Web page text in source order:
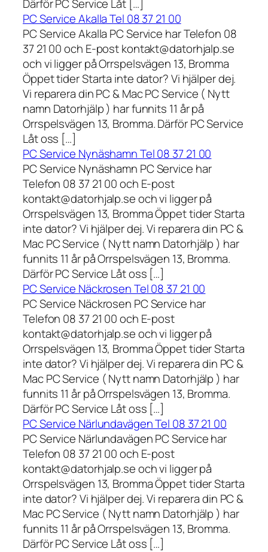
Därför PC Service Låt […]
PC Service Akalla Tel 08 37 21 00
PC Service Akalla PC Service har Telefon 08
37 21 00 och E-post kontakt@datorhjalp.se
och vi ligger på Orrspelsvägen 13, Bromma
Öppet tider Starta inte dator? Vi hjälper dej.
Vi reparera din PC & Mac PC Service ( Nytt
namn Datorhjälp ) har funnits 11 år på
Orrspelsvägen 13, Bromma. Därför PC Service
Låt oss […]
PC Service Nynäshamn Tel 08 37 21 00
PC Service Nynäshamn PC Service har
Telefon 08 37 21 00 och E-post
kontakt@datorhjalp.se och vi ligger på
Orrspelsvägen 13, Bromma Öppet tider Starta
inte dator? Vi hjälper dej. Vi reparera din PC &
Mac PC Service ( Nytt namn Datorhjälp ) har
funnits 11 år på Orrspelsvägen 13, Bromma.
Därför PC Service Låt oss […]
PC Service Näckrosen Tel 08 37 21 00
PC Service Näckrosen PC Service har
Telefon 08 37 21 00 och E-post
kontakt@datorhjalp.se och vi ligger på
Orrspelsvägen 13, Bromma Öppet tider Starta
inte dator? Vi hjälper dej. Vi reparera din PC &
Mac PC Service ( Nytt namn Datorhjälp ) har
funnits 11 år på Orrspelsvägen 13, Bromma.
Därför PC Service Låt oss […]
PC Service Närlundavägen Tel 08 37 21 00
PC Service Närlundavägen PC Service har
Telefon 08 37 21 00 och E-post
kontakt@datorhjalp.se och vi ligger på
Orrspelsvägen 13, Bromma Öppet tider Starta
inte dator? Vi hjälper dej. Vi reparera din PC &
Mac PC Service ( Nytt namn Datorhjälp ) har
funnits 11 år på Orrspelsvägen 13, Bromma.
Därför PC Service Låt oss […]